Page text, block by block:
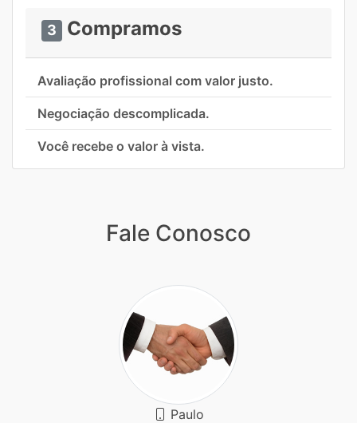
3 Compramos
Avaliação profissional com valor justo.
Negociação descomplicada.
Você recebe o valor à vista.
Fale Conosco
Paulo